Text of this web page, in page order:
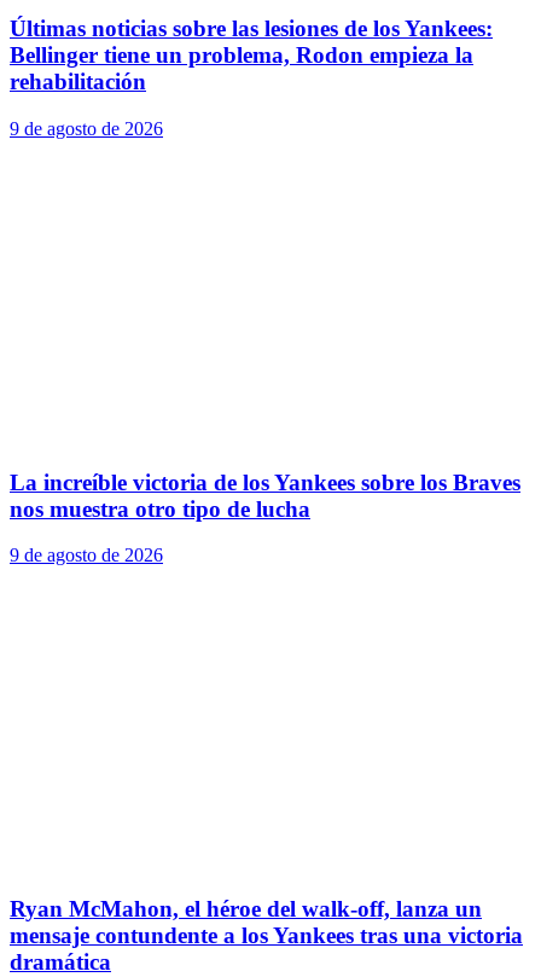
Últimas noticias sobre las lesiones de los Yankees:
Bellinger tiene un problema, Rodon empieza la
rehabilitación
9 de agosto de 2026
La increíble victoria de los Yankees sobre los Braves
nos muestra otro tipo de lucha
9 de agosto de 2026
Ryan McMahon, el héroe del walk-off, lanza un
mensaje contundente a los Yankees tras una victoria
dramática